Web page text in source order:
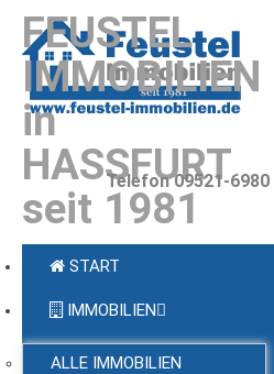
FEUSTEL
IMMOBILIEN
in
HASSFURT
seit 1981
Telefon 09521-6980
START
IMMOBILIEN
ALLE IMMOBILIEN